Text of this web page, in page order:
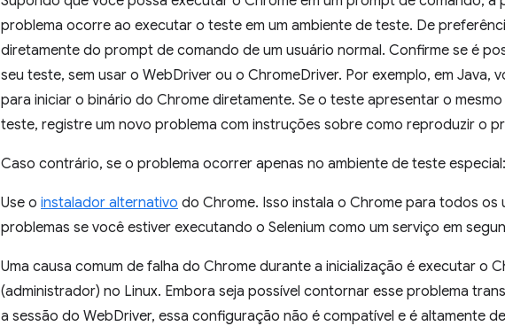
problema ocorre ao executar o teste em um ambiente de teste. De
diretamente do prompt de comando de um usuário normal. Confirme se é
seu teste, sem usar o WebDriver ou o ChromeDriver. Por exemplo, em Java,
para iniciar o binário do Chrome diretamente. Se o teste apresentar o
teste, registre um novo problema com instruções sobre como reproduzir o
Caso contrário, se o problema ocorrer apenas no ambiente de teste especial:
Use o instalador alternativo do Chrome. Isso instala o Chrome para todos
problemas se você estiver executando o Selenium como um serviço em
Uma causa comum de falha do Chrome durante a inicialização é executar o
(administrador) no Linux. Embora seja possível contornar esse problema
a sessão do WebDriver, essa configuração não é compatível e é altamente